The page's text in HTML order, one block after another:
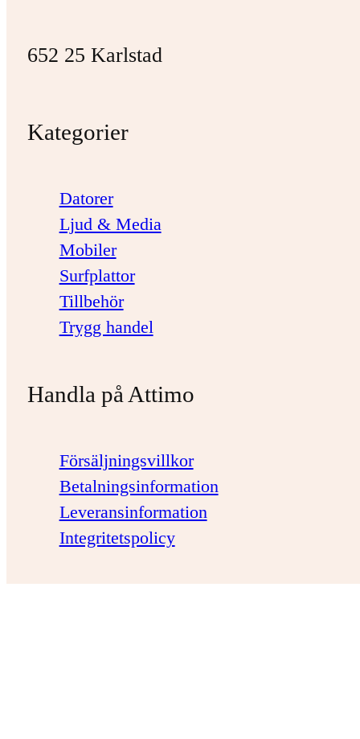
652 25 Karlstad
Kategorier
Datorer
Ljud & Media
Mobiler
Surfplattor
Tillbehör
Trygg handel
Handla på Attimo
Försäljningsvillkor
Betalningsinformation
Leveransinformation
Integritetspolicy